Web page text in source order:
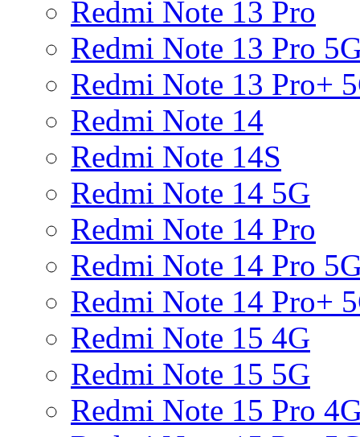
Redmi Note 13 Pro
Redmi Note 13 Pro
Redmi Note 13 Pro+
Redmi Note 14
Redmi Note 14S
Redmi Note 14 5G
Redmi Note 14 Pro
Redmi Note 14 Pro
Redmi Note 14 Pro+
Redmi Note 15 4G
Redmi Note 15 5G
Redmi Note 15 Pro